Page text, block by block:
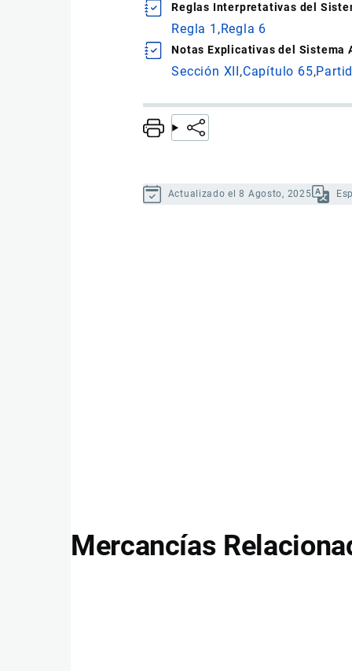
Reglas Interpretativas del
Regla 1 Regla 6
Notas Explicativas del Sistema
Sección XII Capítulo 65
Actualizado el 8 Agosto, 2025
Mercancías